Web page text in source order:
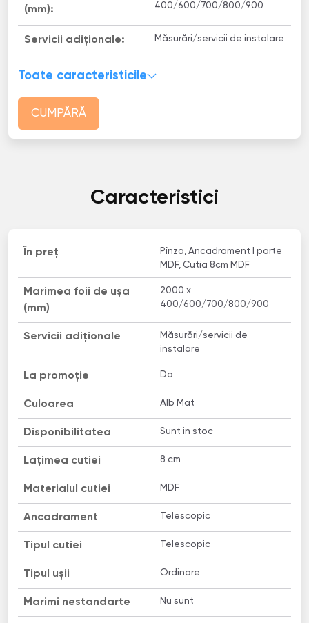
(mm):
400/600/700/800/900
Servicii adiționale: Măsurări/servicii de instalare
Toate caracteristicile
CUMPĂRĂ
Caracteristici
În preț
Pînza, Ancadrament I parte
MDF, Cutia 8cm MDF
Marimea foii de ușa
(mm)
2000 x
400/600/700/800/900
Servicii adiționale
Măsurări/servicii de
instalare
La promoție Da
Culoarea Alb Mat
Disponibilitatea Sunt in stoc
Lațimea cutiei 8 сm
Materialul cutiei MDF
Ancadrament Telescopic
Tipul cutiei Telescopic
Tipul ușii Ordinare
Marimi nestandarte Nu sunt